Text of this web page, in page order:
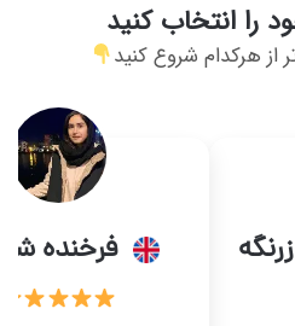
را انتخاب کنید
از هرکدام شروع کنید
فرخنده